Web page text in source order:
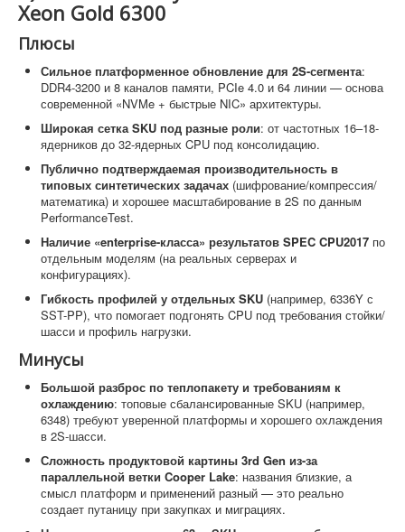
Xeon Gold 6300
Плюсы
Сильное платформенное обновление для 2S-сегмента:
DDR4-3200 и 8 каналов памяти, PCIe 4.0 и 64 линии — основа
современной «NVMe + быстрые NIC» архитектуры.
Широкая сетка SKU под разные роли: от частотных 16–18-
ядерников до 32-ядерных CPU под консолидацию.
Публично подтверждаемая производительность в
типовых синтетических задачах (шифрование/компрессия/
математика) и хорошее масштабирование в 2S по данным
PerformanceTest.
Наличие «enterprise-класса» результатов SPEC CPU2017 по
отдельным моделям (на реальных серверах и
конфигурациях).
Гибкость профилей у отдельных SKU (например, 6336Y с
SST-PP), что помогает подгонять CPU под требования стойки/
шасси и профиль нагрузки.
Минусы
Большой разброс по теплопакету и требованиям к
охлаждению: топовые сбалансированные SKU (например,
6348) требуют уверенной платформы и хорошего охлаждения
в 2S-шасси.
Сложность продуктовой картины 3rd Gen из-за
параллельной ветки Cooper Lake: названия близкие, а
смысл платформ и применений разный — это реально
создает путаницу при закупках и миграциях.